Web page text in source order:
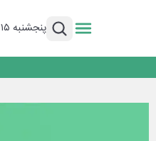
پنجشنبه ۱۵ مرداد ۱۴۰۵